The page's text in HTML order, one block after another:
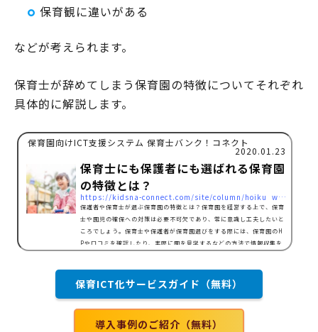
保育観に違いがある
などが考えられます。
保育士が辞めてしまう保育園の特徴についてそれぞれ
具体的に解説します。
保育園向けICT支援システム 保育士バンク！コネクト
2020.01.23
保育士にも保護者にも選ばれる保育園
の特徴とは？
https://kidsna-connect.com/site/column/hoiku_workstyle/1693
保護者や保育士が選ぶ保育園の特徴とは？保育園を経営する上で、保育
士や園児の確保への対策は必要不可欠であり、常に意識し工夫したいと
ころでしょう。保育士や保護者が保育園選びをする際には、保育園のH
Pや口コミを確認したり、実際に園を見学するなどの方法で情報収集を
ポイントです。好印象な保育園の特徴として、保育室に清潔感がある園
外の環境が整備されている防犯・防災対策が徹底してい…
保育ICT化サービスガイド（無料）
導入事例のご紹介（無料）